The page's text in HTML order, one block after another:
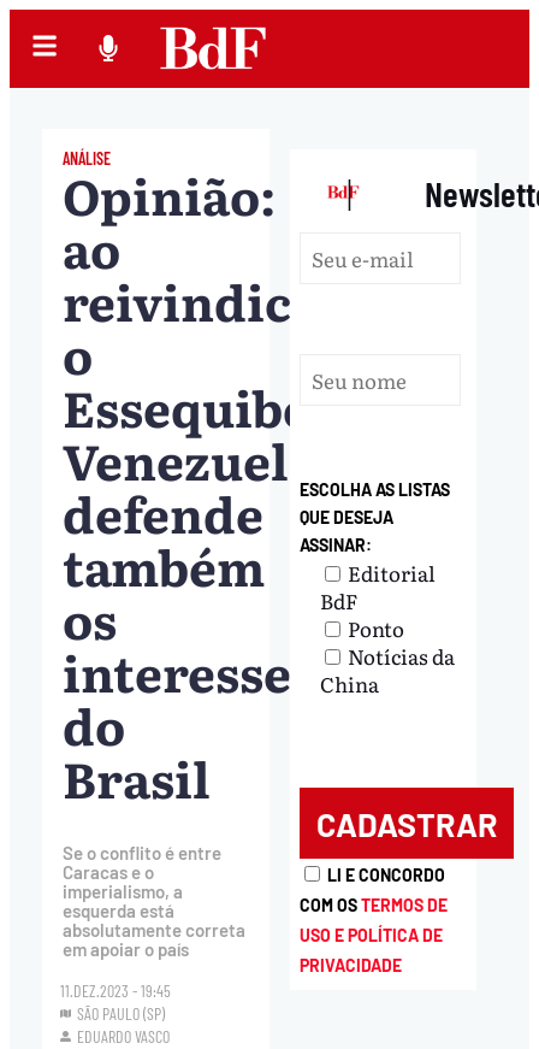
ANÁLISE
Opinião:
ao
reivindicar
o
Essequibo,
Venezuela
defende
também
os
interesses
do
Brasil
Se o conflito é entre
Caracas e o
imperialismo, a
esquerda está
absolutamente correta
em apoiar o país
11.DEZ.2023 - 19:45
SÃO PAULO (SP)
EDUARDO VASCO
|
ESCOLHA AS LISTAS
QUE DESEJA
ASSINAR:
Editorial
BdF
Ponto
Notícias da
China
LI E CONCORDO
COM OSTERMOS DE
USO E POLÍTICA DE
PRIVACIDADE